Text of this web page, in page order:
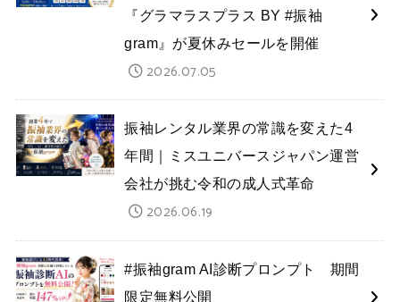
『グラマラスプラス BY #振袖
gram』が夏休みセールを開催
2026.07.05
振袖レンタル業界の常識を変えた4
年間｜ミスユニバースジャパン運営
会社が挑む令和の成人式革命
2026.06.19
#振袖gram AI診断プロンプト 期間
限定無料公開